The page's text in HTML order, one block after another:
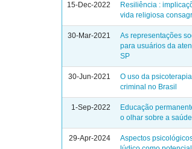
15-Dec-2022
Resiliência :
vida religiosa
30-Mar-2021
As representações
para usuários da
SP
30-Jun-2021
O uso da
criminal no Brasil
1-Sep-2022
Educação
o olhar sobre a
29-Apr-2024
Aspectos